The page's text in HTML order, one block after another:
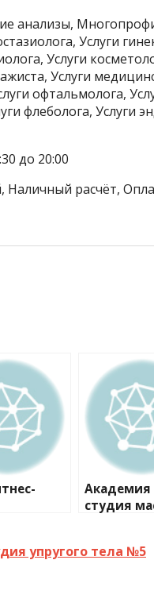
анализы,
Услуги
Услуги
Услуги
офтальмолога,
флеболога, Услуги
до 20:00
расчёт,
Академия
студия
упругого тела №5